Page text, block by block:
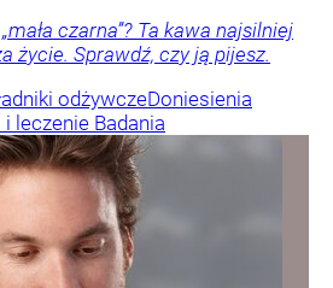
czarna”? Ta kawa najsilniej
życie. Sprawdź, czy ją pijesz.
odżywczeDoniesienia
i leczenie Badania